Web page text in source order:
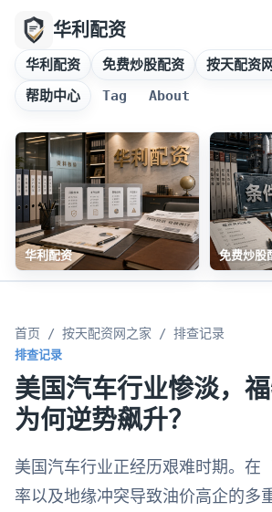
华利配资
华利配资 免费炒股配资 按天配资
帮助中心
Tag About
华利配资 免费炒股
首页 / 按天配资网之家 / 排查记录
排查记录
美国汽车行业惨淡，
为何逆势飙升？
美国汽车行业正经历艰难时期。在
率以及地缘冲突导致油价高企的多